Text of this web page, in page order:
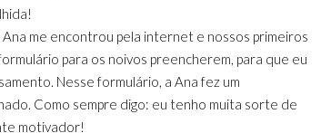
me encontrou pela internet e nossos primeiros
para os noivos preencherem, para que eu
Nesse formulário, a Ana fez um
Como sempre digo: eu tenho muita sorte de
motivador!